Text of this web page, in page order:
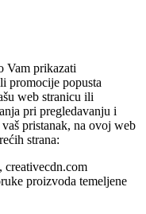
Vam prikazati
promocije popusta
web stranicu ili
pri pregledavanju i
pristanak, na ovoj web
strana:
proizvoda temeljene